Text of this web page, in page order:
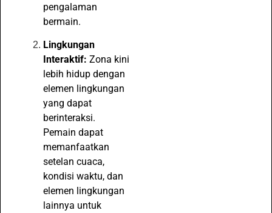
pengalaman
bermain.
Lingkungan
Interaktif: Zona kini
lebih hidup dengan
elemen lingkungan
yang dapat
berinteraksi.
Pemain dapat
memanfaatkan
setelan cuaca,
kondisi waktu, dan
elemen lingkungan
lainnya untuk